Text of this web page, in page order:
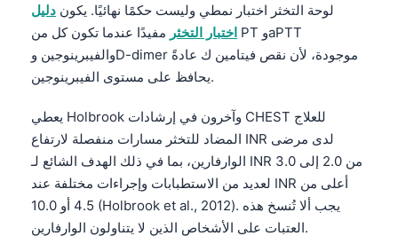
لوحة التخثر اختبار نمطي وليست حكمًا نهائيًا. يكون دليل
اختبار التخثر مفيدًا عندما تكون كل من PT وaPTT
والفيبرينوجين وD-dimer موجودة، لأن نقص فيتامين ك عادةً
يحافظ على مستوى الفيبرينوجين.
يعطي Holbrook وآخرون في إرشادات CHEST للعلاج
المضاد للتخثر مسارات منفصلة لارتفاع INR لدى مرضى
الوارفارين، بما في ذلك الهدف الشائع لـ INR من 2.0 إلى 3.0
لعديد من الاستطبابات وإجراءات مختلفة عند INR أعلى من
4.5 أو 10.0 (Holbrook et al., 2012). يجب ألا تُنسخ هذه
العتبات على الأشخاص الذين لا يتناولون الوارفارين.